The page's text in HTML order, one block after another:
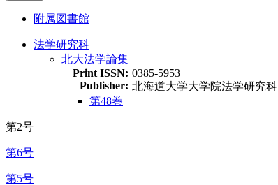
附属図書館
法学研究科
北大法学論集
Print ISSN: 0385-5953
Publisher: 北海道大学大学院法学研究科
第48巻
第2号
第6号
第5号